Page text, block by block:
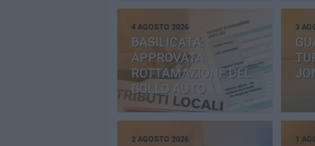
4 AGOSTO 2026
BASILICATA:
APPROVATA
ROTTAMAZIONE DEL
BOLLO AUTO
3
2 AGOSTO 2026 1